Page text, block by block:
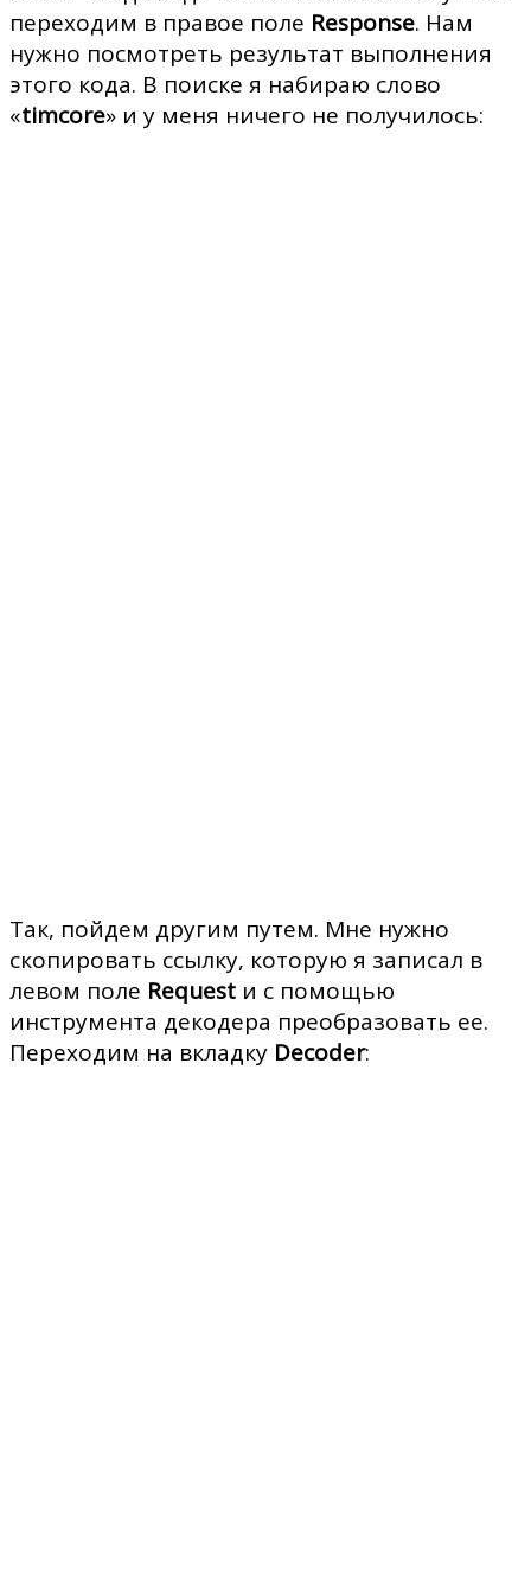
переходим в правое поле Response. Нам
нужно посмотреть результат выполнения
этого кода. В поиске я набираю слово
«timcore» и у меня ничего не получилось:
Так, пойдем другим путем. Мне нужно
скопировать ссылку, которую я записал в
левом поле Request и с помощью
инструмента декодера преобразовать ее.
Переходим на вкладку Decoder: